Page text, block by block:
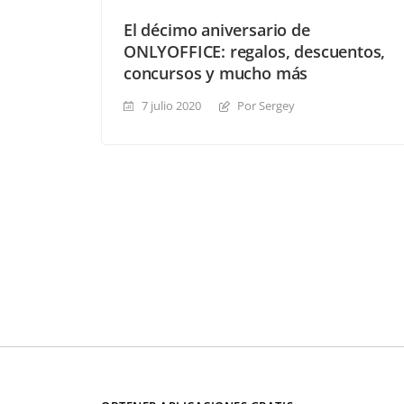
El décimo aniversario de
ONLYOFFICE: regalos, descuentos,
concursos y mucho más
7 julio 2020 Por Sergey